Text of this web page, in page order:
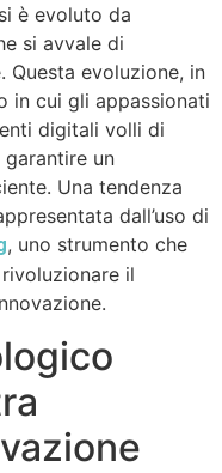
si è evoluto da
si avvale di
evoluzione, in
in cui gli appassionati
digitali volli di
garantire un
Una tendenza
dall’uso di
, uno strumento che
il